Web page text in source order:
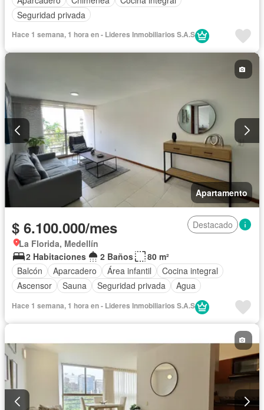
Seguridad privada
Hace 1 semana, 1 hora en - Lideres Inmobiliarios S.A.S
Apartamento
$ 6.100.000/mes
Destacado
La Florida, Medellín
2 Habitaciones
2 Baños
80 m²
Balcón
Aparcadero Área infantil
Cocina integral
Ascensor
Sauna Seguridad privada Agua
Hace 1 semana, 1 hora en - Lideres Inmobiliarios S.A.S